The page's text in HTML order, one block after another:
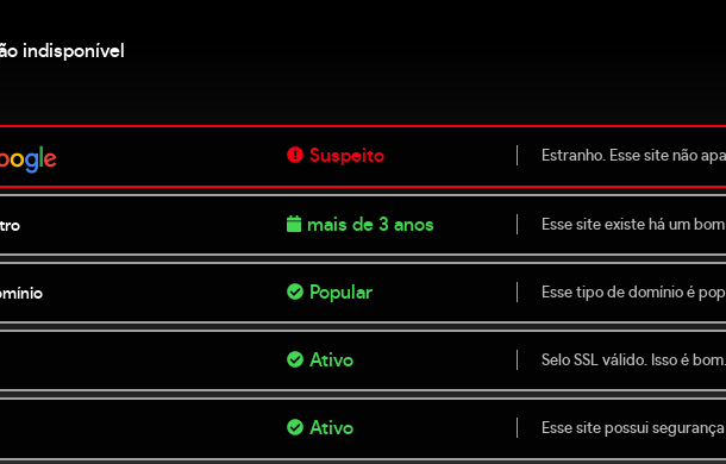
indisponível
Suspeito Estranho. Esse site não
mais de 3 anos Esse site existe há um
Popular Esse tipo de domínio é
Ativo Selo SSL válido. Isso é bom.
Ativo Esse site possui